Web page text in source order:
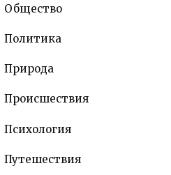
Общество
Политика
Природа
Происшествия
Психология
Путешествия